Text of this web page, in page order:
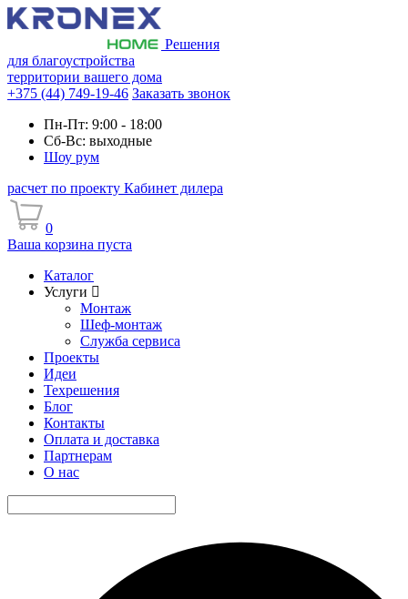
Решения
для благоустройства
территории вашего дома
+375 (44) 749-19-46 Заказать звонок
Пн-Пт: 9:00 - 18:00
Сб-Вс: выходные
Шоу рум
расчет по проекту Кабинет дилера
0
Ваша корзина пуста
Каталог
Услуги
Монтаж
Шеф-монтаж
Служба сервиса
Проекты
Идеи
Техрешения
Блог
Контакты
Оплата и доставка
Партнерам
О нас